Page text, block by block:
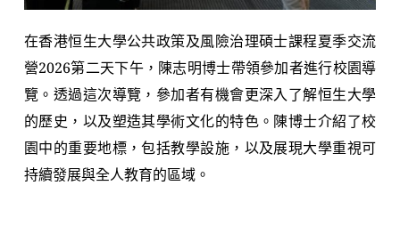
在香港恒生大學公共政策及風險治理碩士課程夏季交流
營2026第二天下午，陳志明博士帶領參加者進行校園導
覽。透過這次導覽，參加者有機會更深入了解恒生大學
的歷史，以及塑造其學術文化的特色。陳博士介紹了校
園中的重要地標，包括教學設施，以及展現大學重視可
持續發展與全人教育的區域。